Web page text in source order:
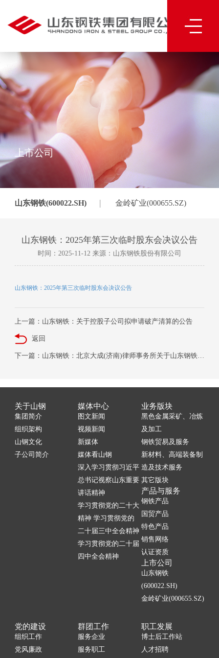
上市公司
山东钢铁(600022.SH) | 金岭矿业(000655.SZ)
山东钢铁：2025年第三次临时股东会决议公告
时间：2025-11-12 来源：山东钢铁股份有限公司
山东钢铁：2025年第三次临时股东会决议公告
上一篇：山东钢铁：关于控股子公司拟申请破产清算的公告
返回
下一篇：山东钢铁：北京大成(济南)律师事务所关于山东钢铁股份有限公司2025年第三次临时股东会的法律意见书
关于山钢
集团简介
组织架构
山钢文化
子公司简介
媒体中心
图文新闻
视频新闻
新媒体
媒体看山钢
深入学习贯彻习近平
总书记视察山东重要
讲话精神
学习贯彻党的二十大
精神 学习贯彻党的
二十届三中全会精神
学习贯彻党的二十届
四中全会精神
业务版块
黑色金属采矿、冶炼
及加工
钢铁贸易及服务
新材料、高端装备制
造及技术服务
其它版块
产品与服务
钢铁产品
国贸产品
特色产品
销售网络
认证资质
上市公司
山东钢铁
(600022.SH)
金岭矿业(000655.SZ)
党的建设
组织工作
党风廉政
群团工作
服务企业
服务职工
职工发展
博士后工作站
人才招聘